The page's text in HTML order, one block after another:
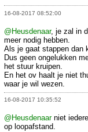
16-08-2017 08:52:00
@Heusdenaar, je zal in
meer nodig hebben.
Als je gaat stappen dan
Dus geen ongelukken
het stuur kruipen.
En het ov haalt je niet
waar je wil wezen.
16-08-2017 10:35:52
@Heusdenaarniet
op loopafstand.